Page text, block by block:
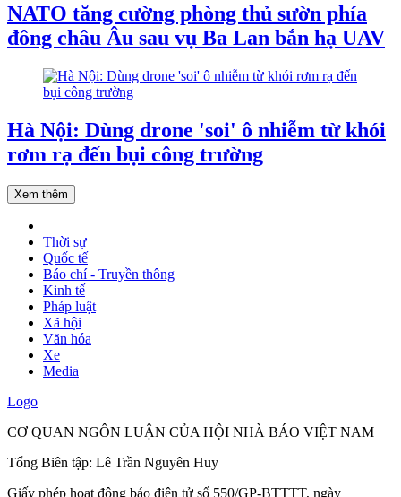
NATO tăng cường phòng thủ sườn phía
đông châu Âu sau vụ Ba Lan bắn hạ UAV
Hà Nội: Dùng drone 'soi' ô nhiễm từ khói
rơm rạ đến bụi công trường
Xem thêm
Thời sự
Quốc tế
Báo chí - Truyền thông
Kinh tế
Pháp luật
Xã hội
Văn hóa
Xe
Media
Logo
CƠ QUAN NGÔN LUẬN CỦA HỘI NHÀ BÁO VIỆT NAM
Tổng Biên tập: Lê Trần Nguyên Huy
Giấy phép hoạt động báo điện tử số 550/GP-BTTTT, ngày